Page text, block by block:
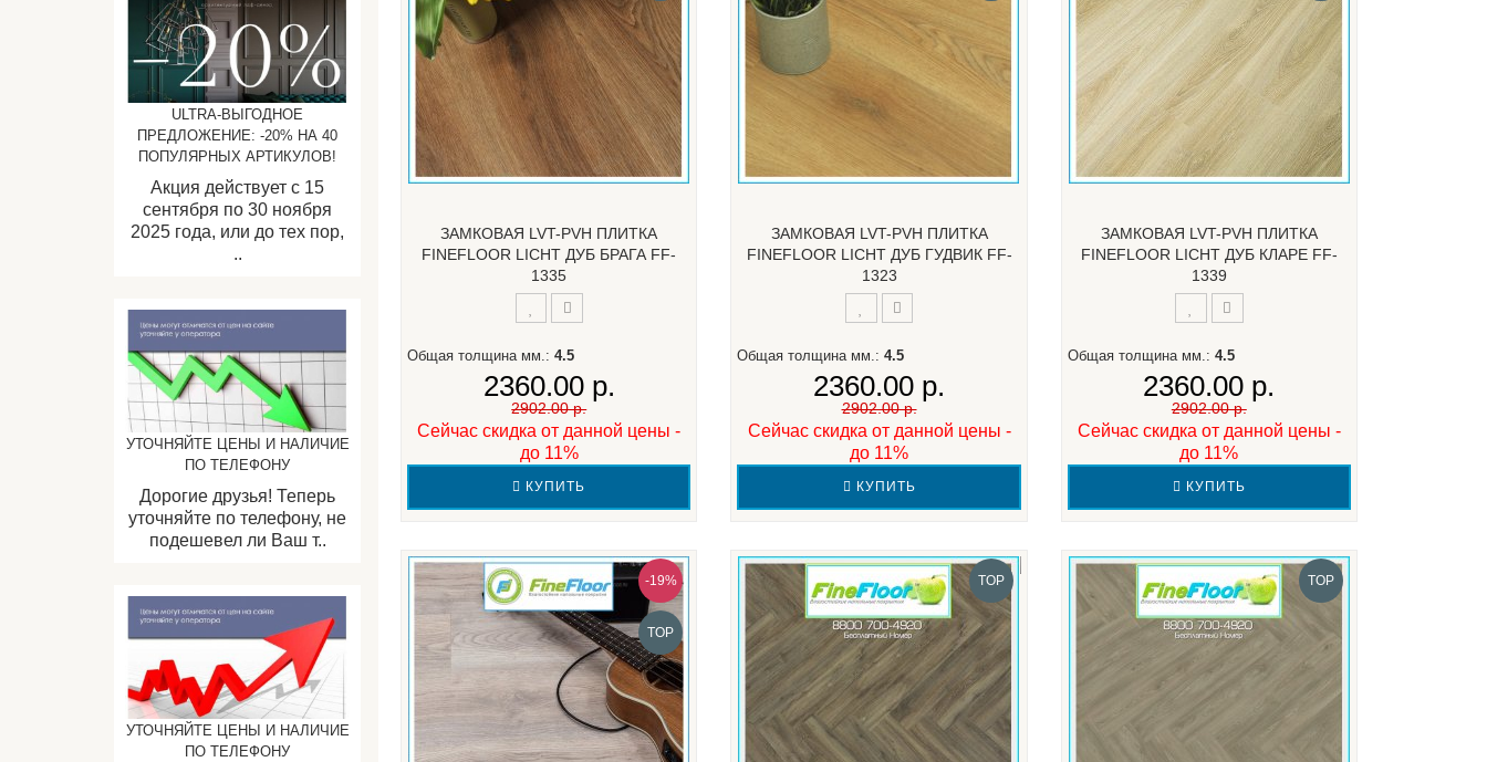
ULTRA-ВЫГОДНОЕ
ПРЕДЛОЖЕНИЕ: -20% НА 40
ПОПУЛЯРНЫХ АРТИКУЛОВ!
Акция действует с 15
сентября по 30 ноября
2025 года, или до тех пор,
..
УТОЧНЯЙТЕ ЦЕНЫ И НАЛИЧИЕ
ПО ТЕЛЕФОНУ
Дорогие друзья! Теперь
уточняйте по телефону, не
подешевел ли Ваш т..
УТОЧНЯЙТЕ ЦЕНЫ И НАЛИЧИЕ
ПО ТЕЛЕФОНУ
ЗАМКОВАЯ LVT-PVH ПЛИТКА
FINEFLOOR LICHT ДУБ БРАГА FF-
1335
Общая толщина мм.:4.5
2360.00 р.
2902.00 р.
Сейчас скидка от данной цены -
до 11%
КУПИТЬ
ЗАМКОВАЯ LVT-PVH ПЛИТКА
FINEFLOOR LICHT ДУБ ГУДВИК FF-
1323
Общая толщина мм.:4.5
2360.00 р.
2902.00 р.
Сейчас скидка от данной цены -
до 11%
КУПИТЬ
ЗАМКОВАЯ LVT-PVH ПЛИТКА
FINEFLOOR LICHT ДУБ КЛАРЕ FF-
1339
Общая толщина мм.: 4.5
2360.00 р.
2902.00 р.
Сейчас скидка от данной цены -
до 11%
КУПИТЬ
-19%
TOP
TOP TOP